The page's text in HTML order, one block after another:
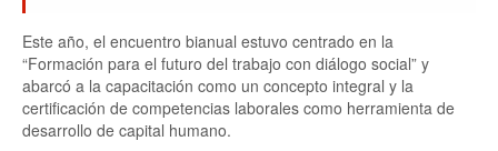
Santiago- que reunió a 180 representantes de 25 países de
Iberoamérica.
Este año, el encuentro bianual estuvo centrado en la
“Formación para el futuro del trabajo con diálogo social” y
abarcó a la capacitación como un concepto integral y la
certificación de competencias laborales como herramienta de
desarrollo de capital humano.